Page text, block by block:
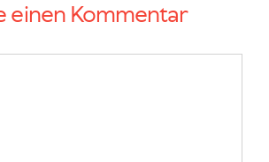
einen Kommentar